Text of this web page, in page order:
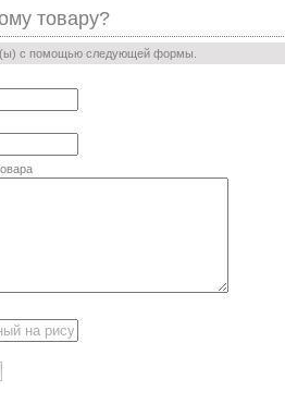
товару?
с помощью следующей формы.